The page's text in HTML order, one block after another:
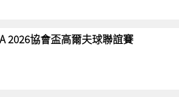
2026協會盃高爾夫球聯誼賽